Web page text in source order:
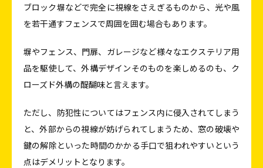
ブロック塀などで完全に視線をさえぎるものから、光や風
を若干通すフェンスで周囲を囲む場合もあります。
塀やフェンス、門扉、ガレージなど様々なエクステリア用
品を駆使して、外構デザインそのものを楽しめるのも、ク
ローズド外構の醍醐味と言えます。
ただし、防犯性についてはフェンス内に侵入されてしまう
と、外部からの視線が妨げられてしまうため、窓の破壊や
鍵の解除といった時間のかかる手口で狙われやすいという
点はデメリットとなります。